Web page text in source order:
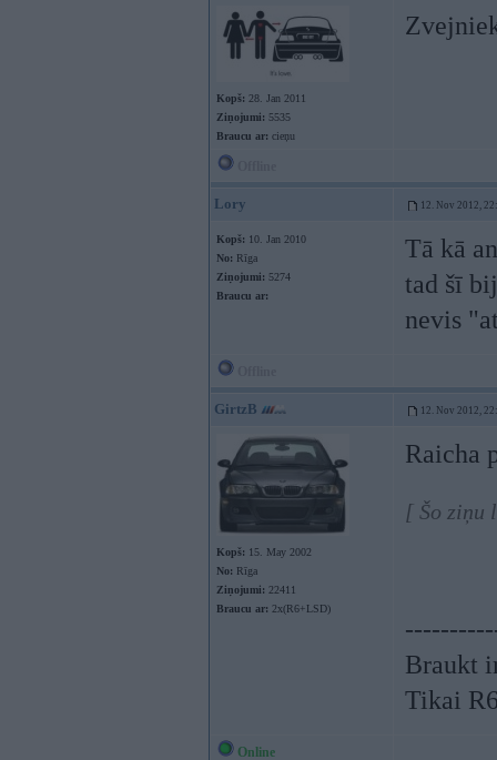
Kopš: 28. Jan 2011
Ziņojumi: 5535
Braucu ar: cieņu
Lory 12. Nov 2012,
Kopš: 10. Jan 2010
No: Rīga
Ziņojumi: 5274
Braucu ar:
Tā kā
tad šī
nevis
GirtzB 12. Nov 2012,
Kopš: 15. May 2002
No: Rīga
Ziņojumi: 22411
Braucu ar: 2x(R6+LSD)
Raicha
[ Šo ziņu
Braukt
Tikai
Online